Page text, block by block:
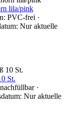
lila/pink
PVC-frei ·
Nur aktuelle
St.
·
Nur aktuelle